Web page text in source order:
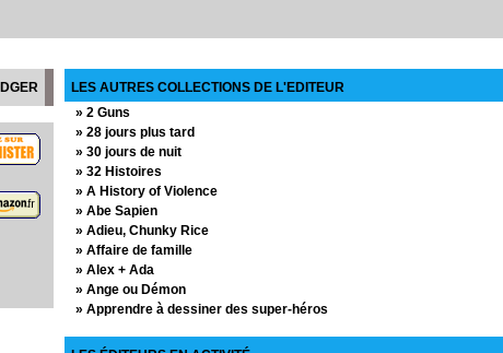
LES AUTRES COLLECTIONS DE L'EDITEUR
» 2 Guns
» 28 jours plus tard
» 30 jours de nuit
» 32 Histoires
» A History of Violence
» Abe Sapien
» Adieu, Chunky Rice
» Affaire de famille
» Alex + Ada
» Ange ou Démon
» Apprendre à dessiner des super-héros
» Assistante & Exécutrice